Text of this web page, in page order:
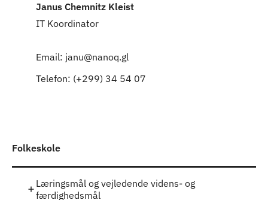
Janus Chemnitz Kleist
IT Koordinator
Email: janu@nanoq.gl
Telefon: (+299) 34 54 07
Folkeskole
Læringsmål og vejledende videns- og
færdighedsmål